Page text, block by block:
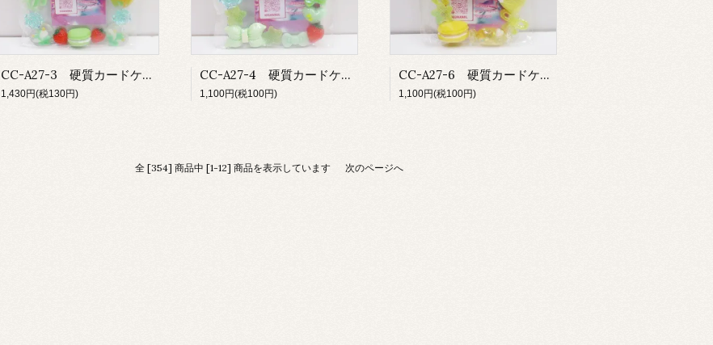
CC-A27-3 硬質カードケース 大
1,430円(税130円)
CC-A27-4 硬質カードケース 小
1,100円(税100円)
CC-A27-6 硬質カードケース 小
1,100円(税100円)
全 [354] 商品中 [1-12] 商品を表示しています 次のページへ